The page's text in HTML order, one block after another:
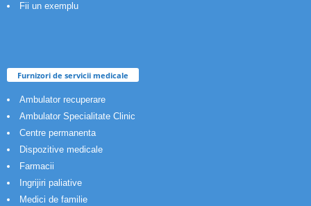
Fii un exemplu
Furnizori de servicii medicale
Ambulator recuperare
Ambulator Specialitate Clinic
Centre permanenta
Dispozitive medicale
Farmacii
Ingrijiri paliative
Medici de familie